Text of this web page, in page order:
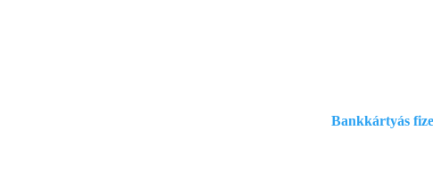
Bankkártyás